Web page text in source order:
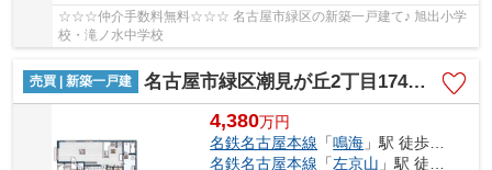
☆☆☆仲介手数料無料☆☆☆ 名古屋市緑区の新築一戸建て♪ 旭出小学
校・滝ノ水中学校
売買 | 新築一戸建 名古屋市緑区潮見が丘2丁目174【仲介手数料無料】新築一戸建て 2号棟
4,380万円
名鉄名古屋本線 「鳴海 」駅 徒歩22分
名鉄名古屋本線 「左京山 」駅 徒歩23分